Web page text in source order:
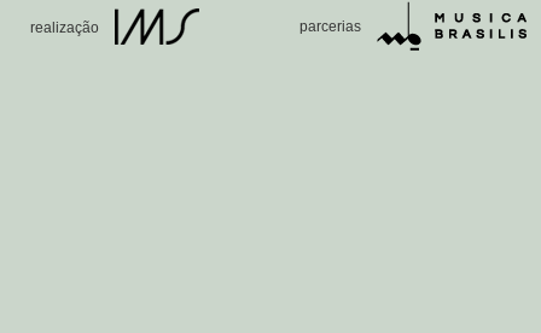
realização parcerias